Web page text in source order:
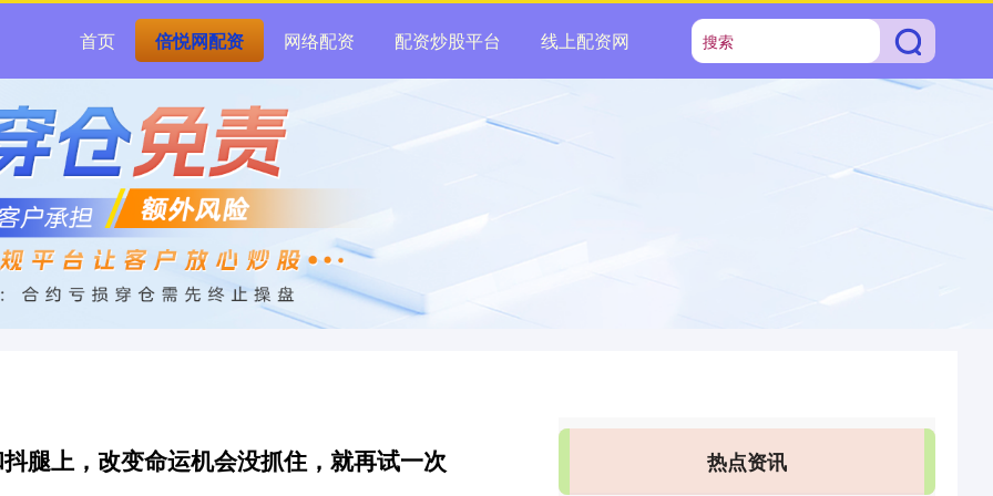
首页 倍悦网配资 网络配资 配资炒股平台 线上配资网
腿上，改变命运机会没抓住，就再试一次 热点资讯